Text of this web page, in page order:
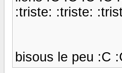
:triste: :triste:
bisous le peu :C